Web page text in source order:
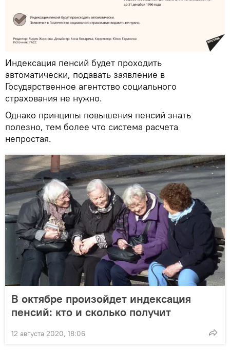
Индексация пенсий будет проходить
автоматически, подавать заявление в
Государственное агентство социального
страхования не нужно.
Однако принципы повышения пенсий знать
полезно, тем более что система расчета
непростая.
В октябре произойдет индексация
пенсий: кто и сколько получит
12 августа 2020, 18:06